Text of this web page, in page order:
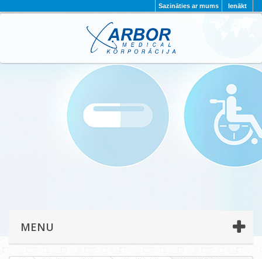
Ienākt
Sazināties ar mums
PAR MUMS PROJEKTI
KONTAKTI
PRIVĀTUMA POLITIKA
MENU